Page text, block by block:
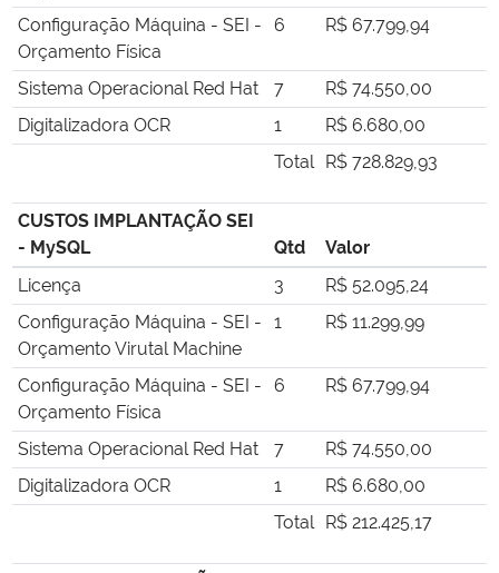
Configuração Máquina - SEI -
Orçamento Física
6 R$ 67.799,94
Sistema Operacional Red Hat 7
R$ 74.550,00
Digitalizadora OCR
1
R$ 6.680,00
Total
R$ 728.829,93
CUSTOS IMPLANTAÇÃO SEI
- MySQL
Qtd
Valor
Licença
3
R$ 52.095,24
Configuração Máquina - SEI -
Orçamento Virutal Machine
1 R$ 11.299,99
Configuração Máquina - SEI -
Orçamento Física
6 R$ 67.799,94
Sistema Operacional Red Hat 7
R$ 74.550,00
Digitalizadora OCR
1
R$ 6.680,00
Total
R$ 212.425,17